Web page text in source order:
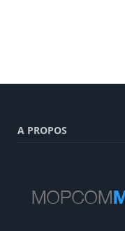
A PROPOS